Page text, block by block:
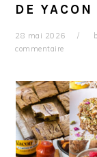
DE YACON
28 mai 2026
commentaire